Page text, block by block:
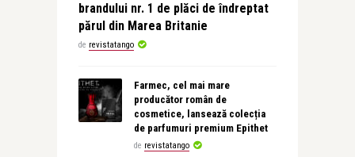
brandului nr. 1 de plăci de îndreptat
părul din Marea Britanie
de revistatango
Farmec, cel mai mare
producător român de
cosmetice, lansează colecția
de parfumuri premium Epithet
de revistatango